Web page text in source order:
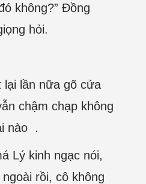
không?” Đồng
hỏi.
lại lần nữa gõ cửa
chậm chạp không
nào .
Lý kinh ngạc nói,
rồi, cô không